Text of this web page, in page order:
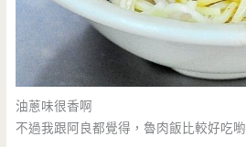
油蔥味很香啊
不過我跟阿良都覺得，魯肉飯比較好吃喲